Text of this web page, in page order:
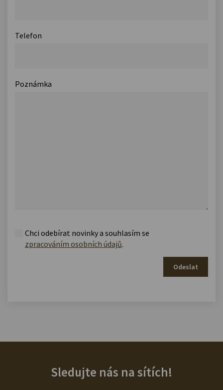
Telefon
Poznámka
Chci odebírat novinky a souhlasím se
zpracováním osobních údajů.
Odeslat
Sledujte nás na sítích!